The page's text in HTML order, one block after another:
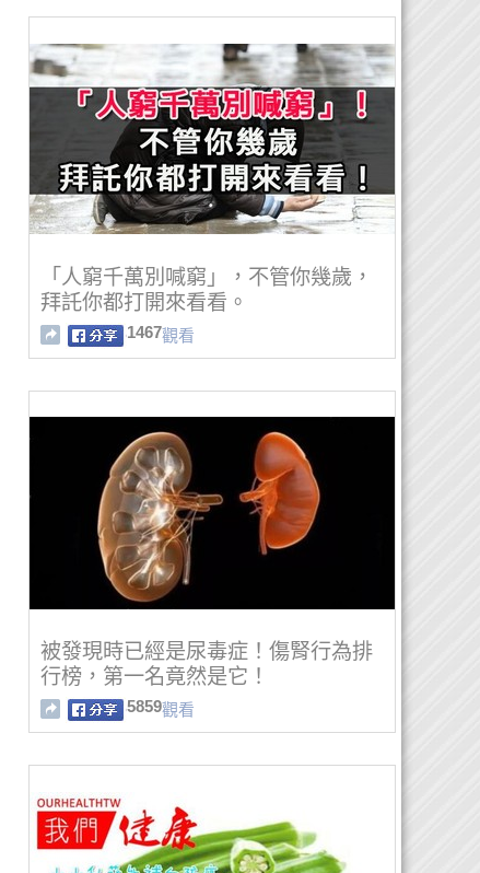
「人窮千萬別喊窮」，不管你幾歲，
拜託你都打開來看看。
1467觀看
被發現時已經是尿毒症！傷腎行為排
行榜，第一名竟然是它！
5859觀看